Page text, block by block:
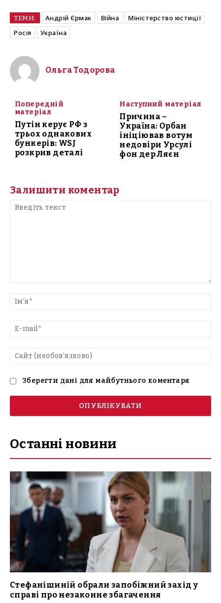
ТЕМИ: Андрій Єрмак Війна
Міністерство юстиції
Росія
Україна
Ольга Тодорова
Попередній
матеріал
Путін керує РФ з
трьох однакових
бункерів: WSJ
розкрив деталі
Наступний матеріал
Причина –
Україна: Орбан
ініціював вотум
недовіри Урсулі
фон дер Ляєн
Залишити коментар
текст
Зберегти дані для майбутнього коментаря
Останні новини
Стефанішиній обрали запобіжний захід у
справі про незаконне збагачення